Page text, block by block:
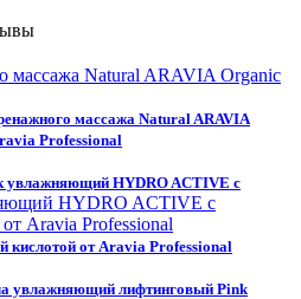
массажа Natural ARAVIA
Professional
увлажняющий HYDRO ACTIVE с
кислотой от Aravia Professional
увлажняющий лифтинговый Pink